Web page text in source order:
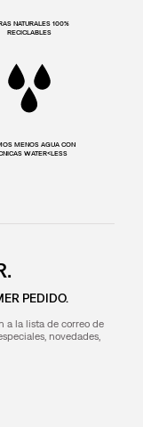
NATURALES 100%
RECICLABLES
MENOS AGUA CON
WATER<LESS
PEDIDO.
a la lista de correo de
novedades,